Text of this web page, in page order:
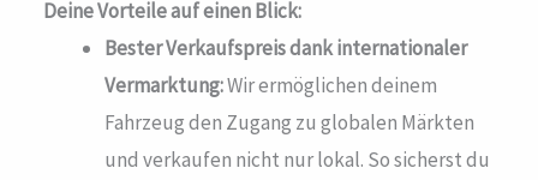
Deine Vorteile auf einen Blick:
Bester Verkaufspreis dank internationaler
Vermarktung:Wir ermöglichen deinem
Fahrzeug den Zugang zu globalen Märkten
und verkaufen nicht nur lokal. So sicherst du